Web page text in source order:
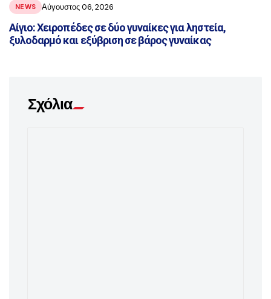
NEWS Αύγουστος 06, 2026
Αίγιο: Χειροπέδες σε δύο γυναίκες για ληστεία,
ξυλοδαρμό και εξύβριση σε βάρος γυναίκας
Σχόλια